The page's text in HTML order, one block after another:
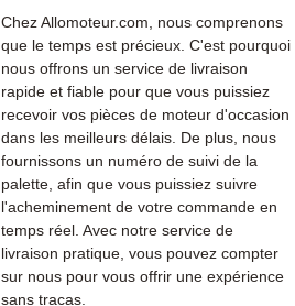
Chez Allomoteur.com, nous comprenons
que le temps est précieux. C'est pourquoi
nous offrons un service de livraison
rapide et fiable pour que vous puissiez
recevoir vos pièces de moteur d'occasion
dans les meilleurs délais. De plus, nous
fournissons un numéro de suivi de la
palette, afin que vous puissiez suivre
l'acheminement de votre commande en
temps réel. Avec notre service de
livraison pratique, vous pouvez compter
sur nous pour vous offrir une expérience
sans tracas.